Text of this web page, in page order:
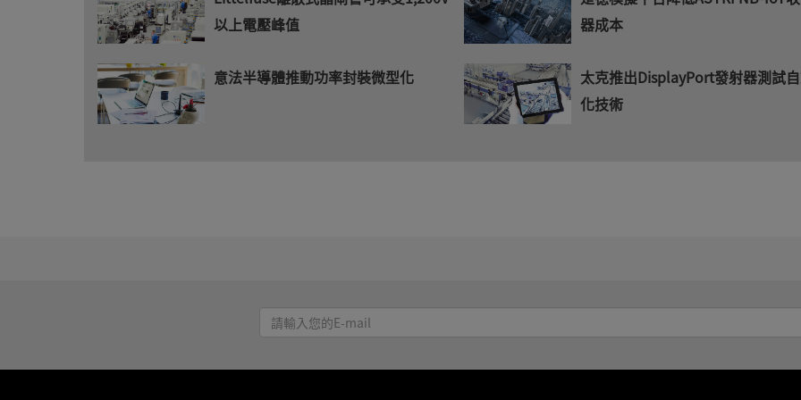
以上電壓峰值
意法半導體推動功率封裝微型化
器成本
太克推出DisplayPort發射器測試
化技術
請
輸